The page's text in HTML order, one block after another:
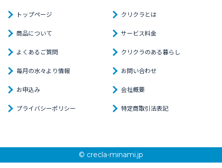
講じます。
当社は、本人からの当該個人情報に関する苦情、相談、及び
問い合わせに、誠実かつ速やかに対応します。
当社は、個人情報保護に関する管理規定（個人情報保護マネ
ジメントシステム）に従って、適切な運用を行うと共に、
個人情報保護マネジメントシステムの仕組みを継続的に
トップページ クリクラとは
商品について サービス料金
よくあるご質問 クリクラのある暮らし
毎月の水々より情報 お問い合わせ
お申込み 会社概要
プライバシーポリシー 特定商取引法表記
© crecla-minami.jp